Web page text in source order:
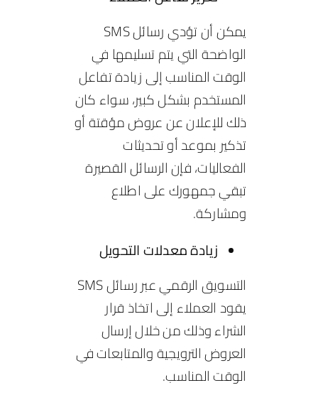
يمكن أن تؤدي رسائل SMS
الواضحة التي يتم تسليمها في
الوقت المناسب إلى زيادة تفاعل
المستخدم بشكل كبير، سواء كان
ذلك للإعلان عن عروض مؤقتة أو
تذكير بموعد أو تحديثات
الفعاليات، فإن الرسائل القصيرة
تبقي جمهورك على اطلاع
ومشاركة.
زيادة معدلات التحويل
التسويق الرقمي عبر رسائل SMS
يقود العملاء إلى اتخاذ قرار
الشراء وذلك من خلال إرسال
العروض الترويجية والمتابعات في
الوقت المناسب.